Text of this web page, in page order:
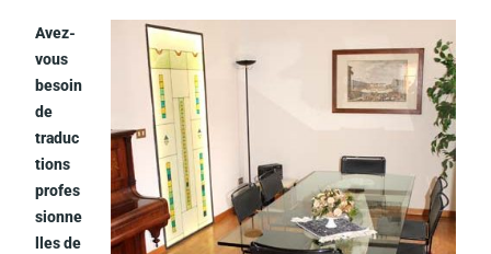
Avez-
vous
besoin
de
traduc
tions
profes
sionne
lles de